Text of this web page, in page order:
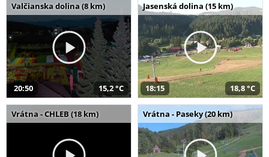
Valčianska dolina (8 km)
20:50 15,2 °C
Jasenská dolina (15 km)
18:15 18,8 °C
Vrátna - CHLEB (18 km) Vrátna - Paseky (20 km)